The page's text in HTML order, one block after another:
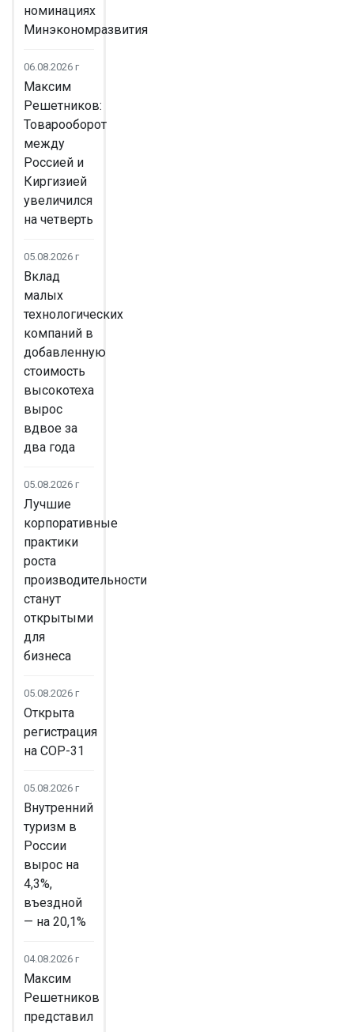
номинациях
Минэкономразвития
06.08.2026 г
Максим
Решетников:
Товарооборот
между
Россией и
Киргизией
увеличился
на четверть
05.08.2026 г
Вклад
малых
технологических
компаний в
добавленную
стоимость
высокотеха
вырос
вдвое за
два года
05.08.2026 г
Лучшие
корпоративные
практики
роста
производительности
станут
открытыми
для
бизнеса
05.08.2026 г
Открыта
регистрация
на COP-31
05.08.2026 г
Внутренний
туризм в
России
вырос на
4,3%,
въездной
— на 20,1%
04.08.2026 г
Максим
Решетников
представил